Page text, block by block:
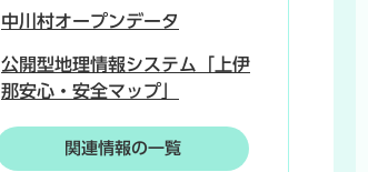
中川村オープンデータ
公開型地理情報システム「上伊
那安心・安全マップ」
関連情報の一覧